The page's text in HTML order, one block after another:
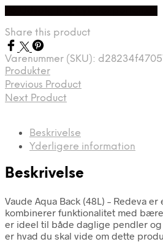
kr. 1.399,00.
Share this product
Varenummer (SKU):
Produkter
Previous Product
Next Product
Beskrivelse
Yderligere information
Beskrivelse
Vaude Aqua Back (48L) – Redeva
kombinerer funktionalitet med
er ideel til både daglige pendler
er hvad du skal vide om dette